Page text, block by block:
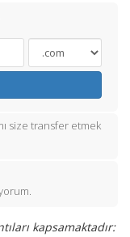
size transfer etmek
kapsamaktadır: